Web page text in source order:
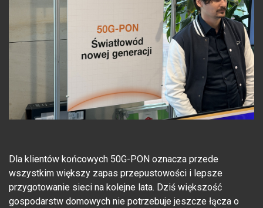
Dla klientów końcowych 50G-PON oznacza przede
wszystkim większy zapas przepustowości i lepsze
przygotowanie sieci na kolejne lata. Dziś większość
gospodarstw domowych nie potrzebuje jeszcze łącza o